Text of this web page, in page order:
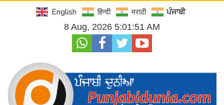
English हिन्दी मराठी ਪੰਜਾਬੀ
8 Aug, 2026 5:01:53 AM